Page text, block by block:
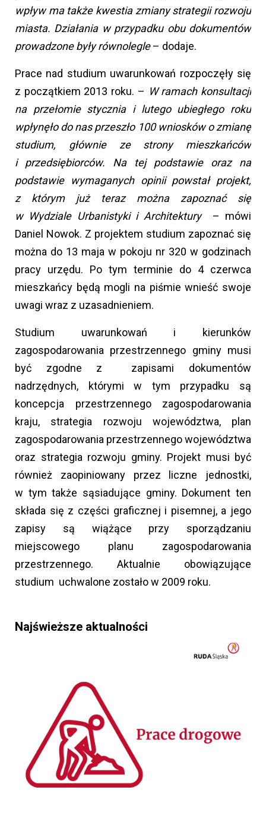
wpływ ma także kwestia zmiany strategii rozwoju
miasta. Działania w przypadku obu dokumentów
prowadzone były równolegle– dodaje.
Prace nad studium uwarunkowań rozpoczęły się
z początkiem 2013 roku. – W ramach konsultacji
na przełomie stycznia i lutego ubiegłego roku
wpłynęło do nas przeszło 100 wniosków o zmianę
studium, głównie ze strony mieszkańców
i przedsiębiorców. Na tej podstawie oraz na
podstawie wymaganych opinii powstał projekt,
z którym już teraz można zapoznać się
w Wydziale Urbanistyki i Architektury– mówi
Daniel Nowok. Z projektem studium zapoznać się
można do 13 maja w pokoju nr 320 w godzinach
pracy urzędu. Po tym terminie do 4 czerwca
mieszkańcy będą mogli na piśmie wnieść swoje
uwagi wraz z uzasadnieniem.
Studium uwarunkowań i kierunków
zagospodarowania przestrzennego gminy musi
być zgodne z zapisami dokumentów
nadrzędnych, którymi w tym przypadku są
koncepcja przestrzennego zagospodarowania
kraju, strategia rozwoju województwa, plan
zagospodarowania przestrzennego województwa
oraz strategia rozwoju gminy. Projekt musi być
również zaopiniowany przez liczne jednostki,
w tym także sąsiadujące gminy. Dokument ten
składa się z części graficznej i pisemnej, a jego
zapisy są wiążące przy sporządzaniu
miejscowego planu zagospodarowania
przestrzennego. Aktualnie obowiązujące
studium uchwalone zostało w 2009 roku.
Najświeższe aktualności